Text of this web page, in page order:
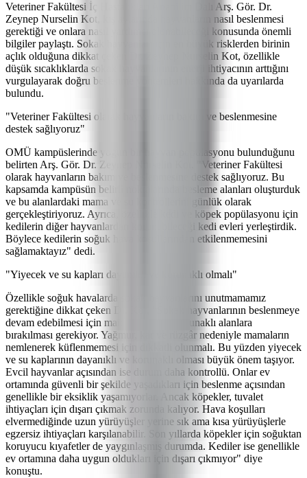
Veteriner Fakültesi İç Hastalıkları Anabilim Dalı Arş. Gör. Dr.
Zeynep Nurselin Kot, kış aylarında hayvanların nasıl beslenmesi
gerektiği ve onlara nasıl yardımcı olunabileceği konusunda önemli
bilgiler paylaştı. Sokak hayvanları için en büyük risklerden birinin
açlık olduğuna dikkat çeken Dr. Zeynep Nurselin Kot, özellikle
düşük sıcaklıklarda sokak hayvanlarının enerji ihtiyacının arttığını
vurgulayarak doğru beslenme yöntemleri hakkında da uyarılarda
bulundu.
"Veteriner Fakültesi olarak hayvanların bakım ve beslenmesine
destek sağlıyoruz"
OMÜ kampüslerinde yoğun bir hayvan popülasyonu bulunduğunu
belirten Arş. Gör. Dr. Zeynep Nurselin Kot, "Veteriner Fakültesi
olarak hayvanların bakım ve beslenmesine destek sağlıyoruz. Bu
kapsamda kampüsün belirli noktalarında besleme alanları oluşturduk
ve bu alanlardaki mama ve su kontrollerini günlük olarak
gerçekleştiriyoruz. Ayrıca, özellikle kedi ve köpek popülasyonu için
kedilerin diğer hayvanlardan korunabileceği kedi evleri yerleştirdik.
Böylece kedilerin soğuk hava koşullarından etkilenmemesini
sağlamaktayız" dedi.
"Yiyecek ve su kapları dayanıklı ve korunaklı olmalı"
Özellikle soğuk havalarda sokak hayvanlarını unutmamamız
gerektiğine dikkat çeken Dr. Kot, "Sokak hayvanlarının beslenmeye
devam edebilmesi için mama ve suyun korunaklı alanlara
bırakılması gerekiyor. Yağmur, kar ve rüzgâr nedeniyle mamaların
nemlenerek küflenmemesi için dikkatli olunmalı. Bu yüzden yiyecek
ve su kaplarının dayanıklı ve korunaklı olması büyük önem taşıyor.
Evcil hayvanlar açısından ise durum daha kontrollü. Onlar ev
ortamında güvenli bir şekilde yaşadıkları için beslenme açısından
genellikle bir eksiklik yaşamıyorlar. Ancak köpekler, tuvalet
ihtiyaçları için dışarı çıkmak zorunda kalıyor. Hava koşulları
elvermediğinde uzun yürüyüşler yerine sık ama kısa yürüyüşlerle
egzersiz ihtiyaçları karşılanabilir. Son yıllarda köpekler için soğuktan
koruyucu kıyafetler de yaygınlaşmış durumda. Kediler ise genellikle
ev ortamına daha uygun oldukları için dışarı çıkmıyor" diye
konuştu.